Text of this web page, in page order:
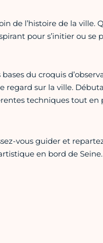
de l’histoire de la ville.
pour s’initier ou se
du croquis
regard sur la ville.
techniques tout en
vous guider et
en bord de Seine.